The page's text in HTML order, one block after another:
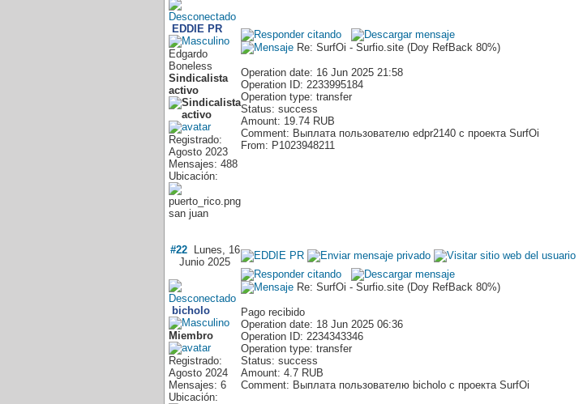
EDDIE PR
Edgardo
Boneless
Sindicalista
activo
Registrado:
Agosto 2023
Mensajes: 488
Ubicación:
san juan
Re: SurfOi - Surfio.site (Doy RefBack 80%)
Operation date: 16 Jun 2025 21:58
Operation ID: 2233995184
Operation type: transfer
Status: success
Amount: 19.74 RUB
Comment: Выплата пользователю edpr2140 с проекта SurfOi
From: P1023948211
#22Lunes, 16
Junio 2025
bicholo
Miembro
Registrado:
Agosto 2024
Mensajes: 6
Ubicación:
Re: SurfOi - Surfio.site (Doy RefBack 80%)
Pago recibido
Operation date: 18 Jun 2025 06:36
Operation ID: 2234343346
Operation type: transfer
Status: success
Amount: 4.7 RUB
Comment: Выплата пользователю bicholo с проекта SurfOi